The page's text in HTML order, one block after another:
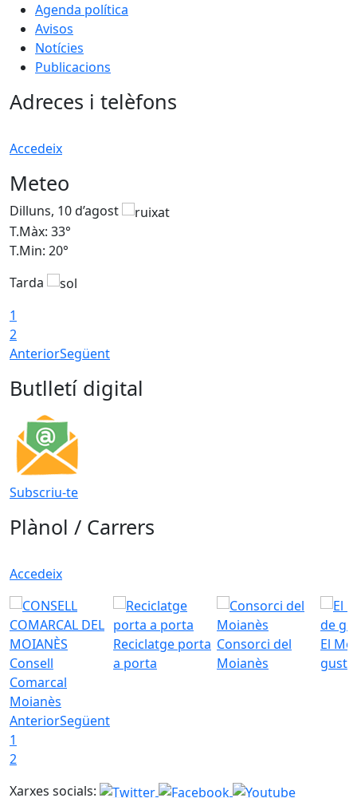
Agenda política
Avisos
Notícies
Publicacions
Adreces i telèfons
Accedeix
Meteo
Dilluns, 10 d’agost
T.Màx: 33°
T.Min: 20°
Tarda
1
2
AnteriorSegüent
Butlletí digital
Subscriu-te
Plànol / Carrers
Accedeix
Consell
Comarcal
Moianès
Reciclatge porta
a porta
Consorci del
Moianès
El
gust
AnteriorSegüent
1
2
Xarxes socials: